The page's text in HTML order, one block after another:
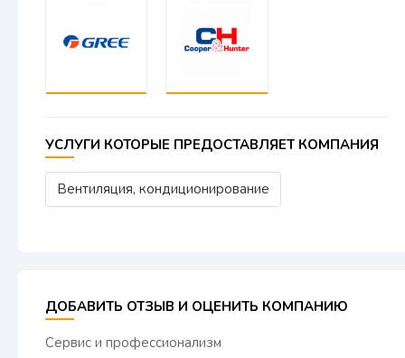
УСЛУГИ КОТОРЫЕ ПРЕДОСТАВЛЯЕТ КОМПАНИЯ
Вентиляция, кондиционирование
ДОБАВИТЬ ОТЗЫВ И ОЦЕНИТЬ КОМПАНИЮ
Сервис и профессионализм